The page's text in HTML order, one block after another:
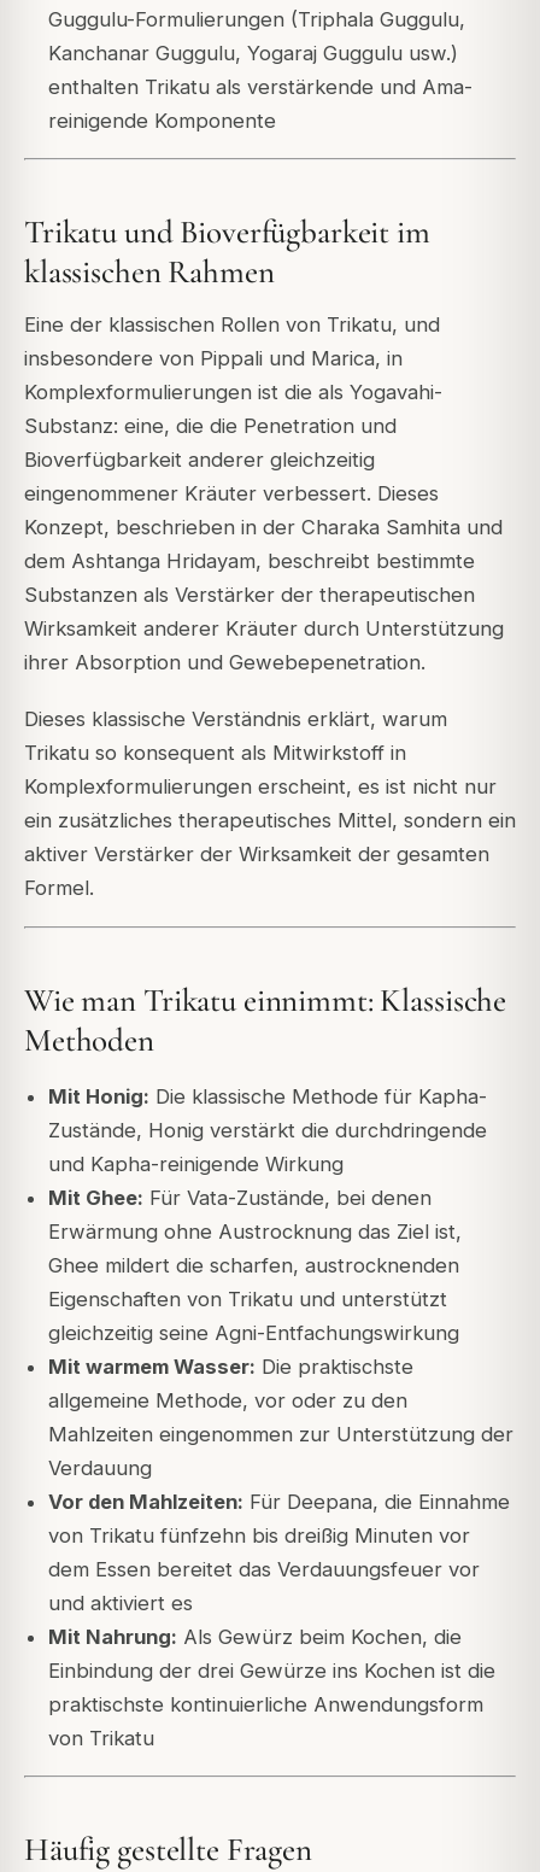
Guggulu-Formulierungen (Triphala Guggulu,
Kanchanar Guggulu, Yogaraj Guggulu usw.)
enthalten Trikatu als verstärkende und Ama-
reinigende Komponente
Trikatu und Bioverfügbarkeit im
klassischen Rahmen
Eine der klassischen Rollen von Trikatu, und
insbesondere von Pippali und Marica, in
Komplexformulierungen ist die als Yogavahi-
Substanz: eine, die die Penetration und
Bioverfügbarkeit anderer gleichzeitig
eingenommener Kräuter verbessert. Dieses
Konzept, beschrieben in der Charaka Samhita und
dem Ashtanga Hridayam, beschreibt bestimmte
Substanzen als Verstärker der therapeutischen
Wirksamkeit anderer Kräuter durch Unterstützung
ihrer Absorption und Gewebepenetration.
Dieses klassische Verständnis erklärt, warum
Trikatu so konsequent als Mitwirkstoff in
Komplexformulierungen erscheint, es ist nicht nur
ein zusätzliches therapeutisches Mittel, sondern ein
aktiver Verstärker der Wirksamkeit der gesamten
Formel.
Wie man Trikatu einnimmt: Klassische
Methoden
Mit Honig: Die klassische Methode für Kapha-
Zustände, Honig verstärkt die durchdringende
und Kapha-reinigende Wirkung
Mit Ghee: Für Vata-Zustände, bei denen
Erwärmung ohne Austrocknung das Ziel ist,
Ghee mildert die scharfen, austrocknenden
Eigenschaften von Trikatu und unterstützt
gleichzeitig seine Agni-Entfachungswirkung
Mit warmem Wasser: Die praktischste
allgemeine Methode, vor oder zu den
Mahlzeiten eingenommen zur Unterstützung der
Verdauung
Vor den Mahlzeiten: Für Deepana, die Einnahme
von Trikatu fünfzehn bis dreißig Minuten vor
dem Essen bereitet das Verdauungsfeuer vor
und aktiviert es
Mit Nahrung: Als Gewürz beim Kochen, die
Einbindung der drei Gewürze ins Kochen ist die
praktischste kontinuierliche Anwendungsform
von Trikatu
Häufig gestellte Fragen